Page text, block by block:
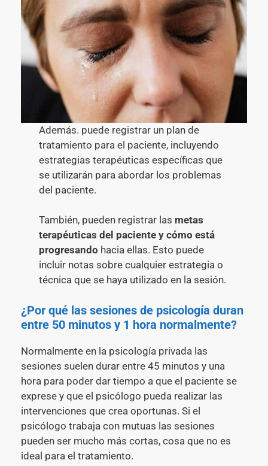
Además. puede registrar un plan de
tratamiento para el paciente, incluyendo
estrategias terapéuticas específicas que
se utilizarán para abordar los problemas
del paciente.
También, pueden registrar las metas
terapéuticas del paciente y cómo está
progresando hacia ellas. Esto puede
incluir notas sobre cualquier estrategia o
técnica que se haya utilizado en la sesión.
¿Por qué las sesiones de psicología duran
entre 50 minutos y 1 hora normalmente?
Normalmente en la psicología privada las
sesiones suelen durar entre 45 minutos y una
hora para poder dar tiempo a que el paciente se
exprese y que el psicólogo pueda realizar las
intervenciones que crea oportunas. Si el
psicólogo trabaja con mutuas las sesiones
pueden ser mucho más cortas, cosa que no es
ideal para el tratamiento.